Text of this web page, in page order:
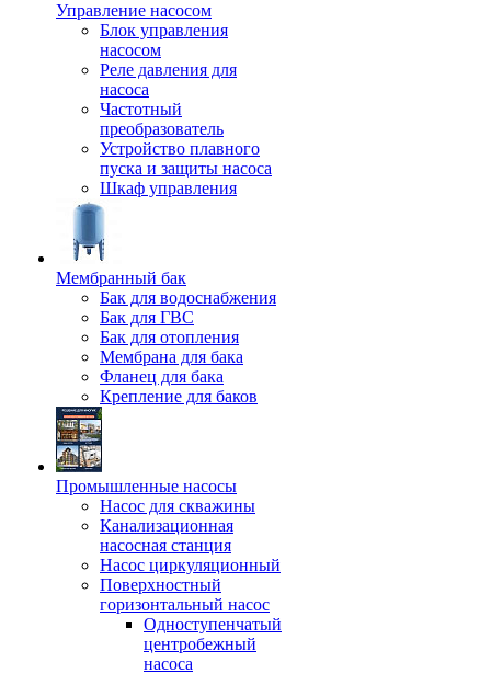
Управление насосом
Блок управления
насосом
Реле давления для
насоса
Частотный
преобразователь
Устройство плавного
пуска и защиты насоса
Шкаф управления
Мембранный бак
Бак для водоснабжения
Бак для ГВС
Бак для отопления
Мембрана для бака
Фланец для бака
Крепление для баков
Промышленные насосы
Насос для скважины
Канализационная
насосная станция
Насос циркуляционный
Поверхностный
горизонтальный насос
Одноступенчатый
центробежный
насоса